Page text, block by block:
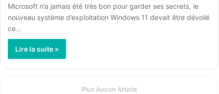
Microsoft n’a jamais été très bon pour garder ses secrets, le
nouveau système d’exploitation Windows 11 devait être dévoilé
ce…
Lire la suite »
Plus Aucun Article